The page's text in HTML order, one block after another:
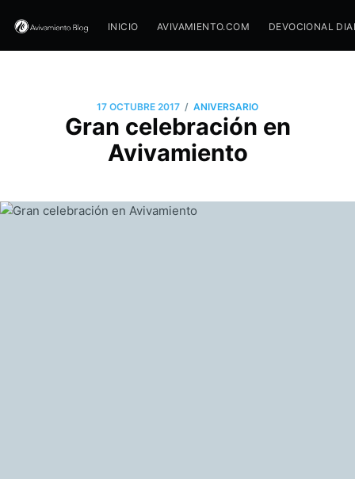
INICIO AVIVAMIENTO.COM DEVOCIONAL
17 OCTUBRE 2017 / ANIVERSARIO
Gran celebración en
Avivamiento